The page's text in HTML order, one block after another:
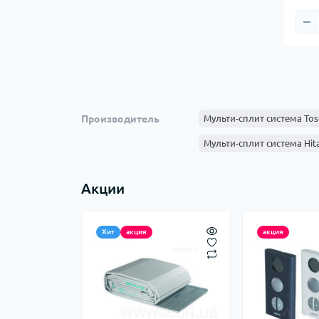
Производитель Мульти-сплит система
Мульти-сплит система
Акции
Хит акция акция